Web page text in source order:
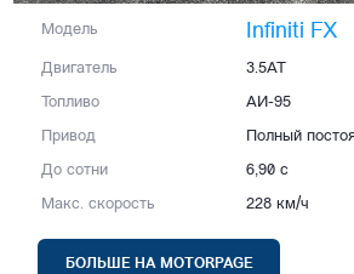
Модель Infiniti FX
Двигатель 3.5AT
Топливо АИ-95
Привод Полный
До сотни 6,90 с
Макс. скорость 228 км/ч
БОЛЬШЕ НА MOTORPAGE